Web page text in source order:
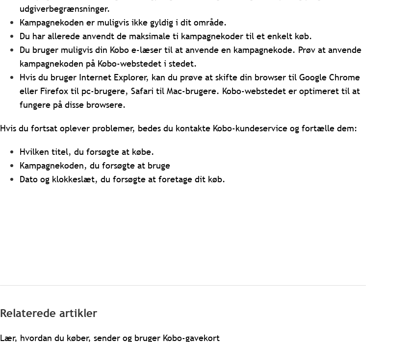
udgiverbegrænsninger.
Kampagnekoden er muligvis ikke gyldig i dit område.
Du har allerede anvendt de maksimale ti kampagnekoder til et enkelt køb.
Du bruger muligvis din Kobo e-læser til at anvende en kampagnekode. Prøv at anvende
kampagnekoden på Kobo-webstedet i stedet.
Hvis du bruger Internet Explorer, kan du prøve at skifte din browser til Google Chrome
eller Firefox til pc-brugere, Safari til Mac-brugere. Kobo-webstedet er optimeret til at
fungere på disse browsere.
Hvis du fortsat oplever problemer, bedes du kontakte Kobo-kundeservice og fortælle dem:
Hvilken titel, du forsøgte at købe.
Kampagnekoden, du forsøgte at bruge
Dato og klokkeslæt, du forsøgte at foretage dit køb.
Relaterede artikler
Lær, hvordan du køber, sender og bruger Kobo-gavekort